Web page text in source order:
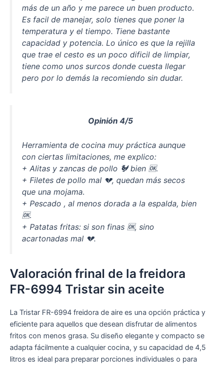
más de un año y me parece un buen producto.
Es facil de manejar, solo tienes que poner la
temperatura y el tiempo. Tiene bastante
capacidad y potencia. Lo único es que la rejilla
que trae el cesto es un poco dificil de limpiar,
tiene como unos surcos donde cuesta llegar
pero por lo demás la recomiendo sin dudar.
Opinión 4/5
Herramienta de cocina muy práctica aunque
con ciertas limitaciones, me explico:
+ Alitas y zancas de pollo 🐓 bien 🆗.
+ Filetes de pollo mal 💔, quedan más secos
que una mojama.
+ Pescado , al menos dorada a la espalda, bien
🆗.
+ Patatas fritas: si son finas 🆗, sino
acartonadas mal 💔.
Valoración frinal de la freidora
FR-6994 Tristar sin aceite
La Tristar FR-6994 freidora de aire es una opción práctica y
eficiente para aquellos que desean disfrutar de alimentos
fritos con menos grasa. Su diseño elegante y compacto se
adapta fácilmente a cualquier cocina, y su capacidad de 4,5
litros es ideal para preparar porciones individuales o para